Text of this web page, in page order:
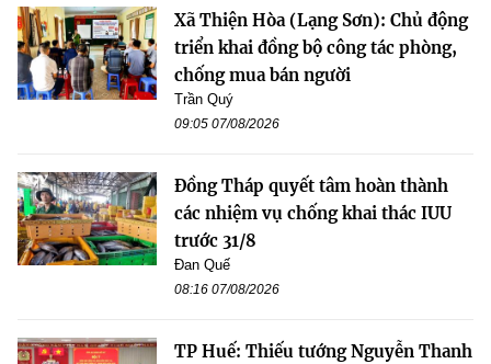
Xã Thiện Hòa (Lạng Sơn): Chủ động
triển khai đồng bộ công tác phòng,
chống mua bán người
Trần Quý
09:05 07/08/2026
Đồng Tháp quyết tâm hoàn thành
các nhiệm vụ chống khai thác IUU
trước 31/8
Đan Quế
08:16 07/08/2026
TP Huế: Thiếu tướng Nguyễn Thanh